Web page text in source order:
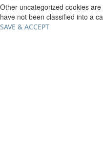
Other uncategorized cookies
have not been classified into a
SAVE & ACCEPT